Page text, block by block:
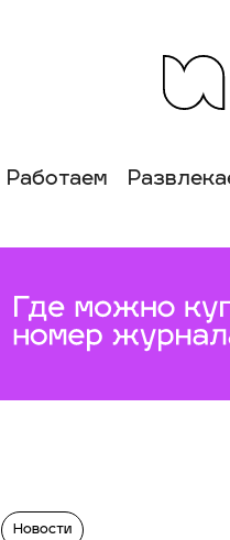
Работаем
Новости